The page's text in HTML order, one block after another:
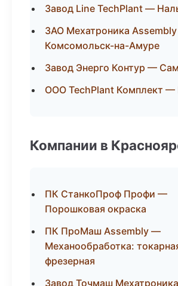
Завод Line TechPlant —
ЗАО Мехатроника
Комсомольск-на-Амуре
Завод Энерго Контур —
ООО TechPlant Комплект —
Компании в
ПК СтанкоПроф Профи —
Порошковая окраска
ПК ПроМаш Assembly —
Механообработка:
фрезерная
Завод Точмаш